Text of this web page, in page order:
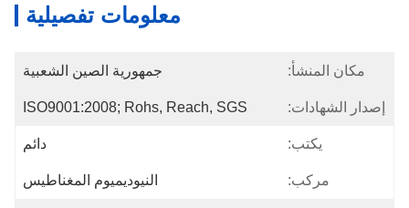
معلومات تفصيلية
مكان المنشأ: جمهورية الصين الشعبية
إصدار الشهادات: ISO9001:2008; Rohs, Reach, SGS
يكتب: دائم
مركب: النيوديميوم المغناطيس